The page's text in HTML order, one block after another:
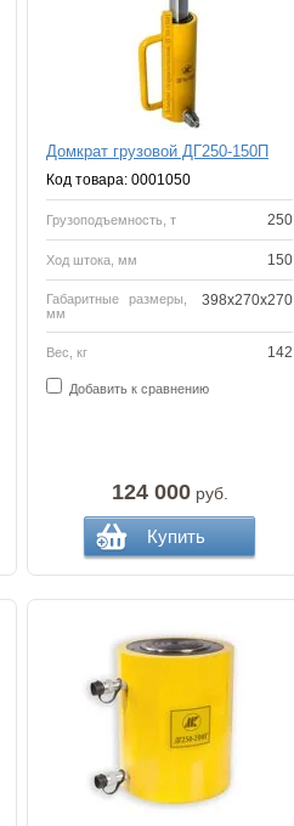
Домкрат грузовой ДГ250-150П
Код товара: 0001050
Грузоподъемность, т 250
Ход штока, мм 150
Габаритные размеры,
мм
398х270х270
Вес, кг 142
Добавить к сравнению
124 000руб.
Купить